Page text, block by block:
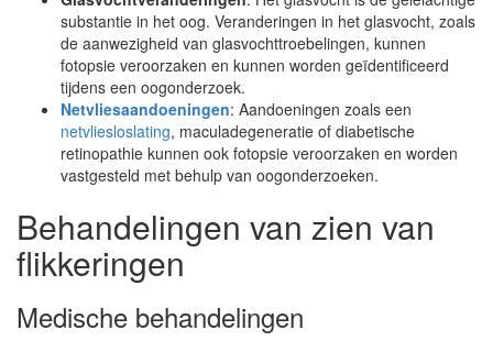
substantie in het oog. Veranderingen in het glasvocht, zoals
de aanwezigheid van glasvochttroebelingen, kunnen
fotopsie veroorzaken en kunnen worden geïdentificeerd
tijdens een oogonderzoek.
Netvliesaandoeningen: Aandoeningen zoals een
netvliesloslating, maculadegeneratie of diabetische
retinopathie kunnen ook fotopsie veroorzaken en worden
vastgesteld met behulp van oogonderzoeken.
Behandelingen van zien van
flikkeringen
Medische behandelingen